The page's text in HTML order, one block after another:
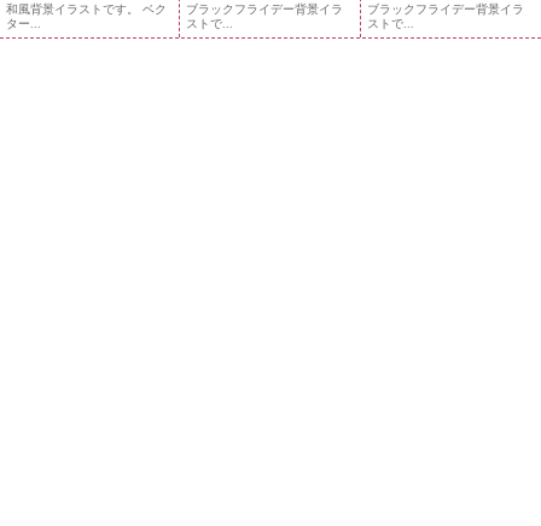
和風背景イラストです。 ベク
ター...
ブラックフライデー背景イラ
ストで...
ブラックフライデー背景イラ
ストで...